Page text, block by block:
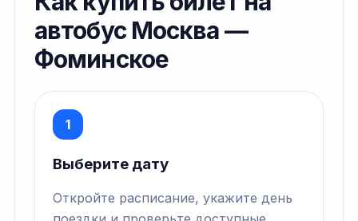
автобус Москва —
Фоминское
1
Выберите дату
Откройте расписание, укажите день